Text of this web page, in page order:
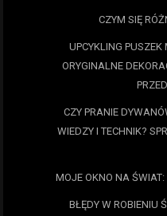
CZYM SIĘ
UPCYKLING
ORYGINALNE
CZY PRANIE
WIEDZY I TECHNIK?
MOJE OKNO NA
BŁĘDY W ROBIENIU